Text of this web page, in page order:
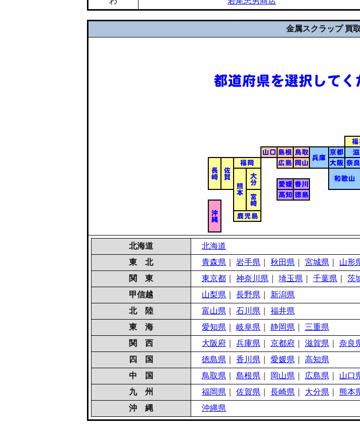
金属スクラップ 買
北海道
北海道
東 北
青森県 岩手県 秋田県 宮城県 山形
関 東
東京都 神奈川県 埼玉県 千葉県 茨
甲信越
山梨県 長野県
新潟県
北 陸
富山県 石川県
福井県
東 海
愛知県 岐阜県 静岡県
三重県
関 西
大阪府 兵庫県 京都府 滋賀県 奈良
四 国
徳島県 香川県 愛媛県
高知県
中 国
鳥取県 島根県 岡山県 広島県
山口
九 州
福岡県 佐賀県 長崎県 大分県 熊本
沖 縄
沖縄県